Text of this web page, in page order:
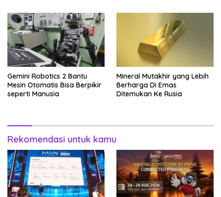
Gemini Robotics 2 Bantu
Mesin Otomatis Bisa Berpikir
seperti Manusia
Mineral Mutakhir yang Lebih
Berharga Di Emas
Ditemukan Ke Rusia
Rekomendasi untuk kamu